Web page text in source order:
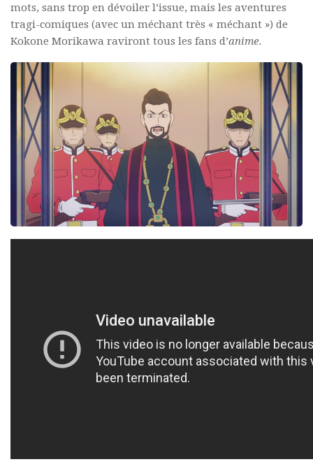
mots, sans trop en dévoiler l’issue, mais les aventures
tragi-comiques (avec un méchant très « méchant ») de
Kokone Morikawa raviront tous les fans d’anime.